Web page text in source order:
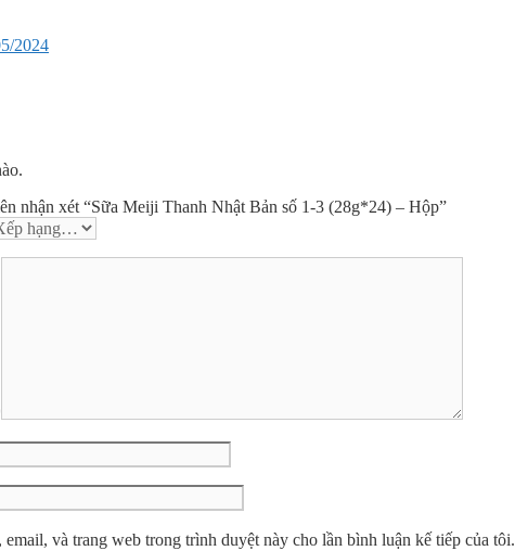
2024
nhận xét “Sữa Meiji Thanh Nhật Bản số 1-3 (28g*24) – Hộp”
và trang web trong trình duyệt này cho lần bình luận kế tiếp của tôi.